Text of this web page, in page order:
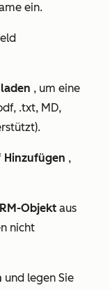
ein.
, um eine
.txt, MD,
Hinzufügen ,
Objekt aus
nicht
und legen Sie